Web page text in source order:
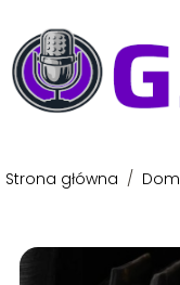
Strona główna / Dom